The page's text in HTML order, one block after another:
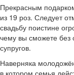
Прекрасным
из 19 роз. Следует
свадьбу поистине
чему вы сможете без
супругов.
Наверняка
в котором семья